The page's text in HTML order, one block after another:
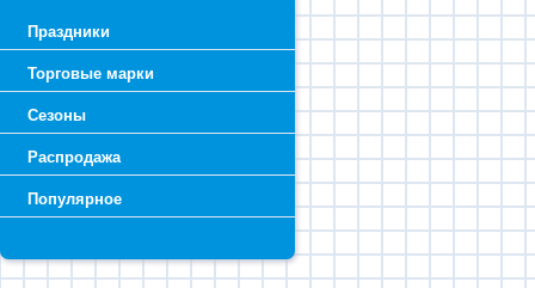
Праздники
Торговые марки
Сезоны
Распродажа
Популярное